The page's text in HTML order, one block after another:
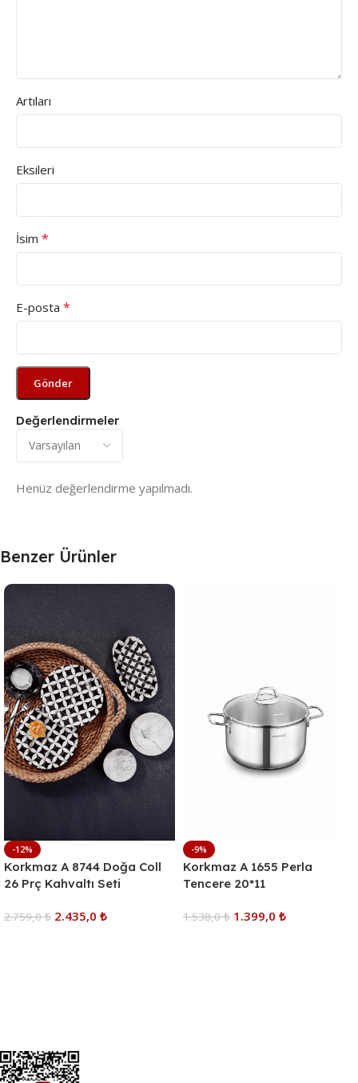
Değerlendirmeler
Henüz değerlendirme yapılmadı.
Artıları
Eksileri
İsim *
E-posta *
Benzer Ürünler
-12%
Korkmaz A 8744 Doğa Coll
26 Prç Kahvaltı Seti
2.759,0₺ 2.435,0 ₺
-9%
Korkmaz A 1655 Perla
Tencere 20*11
1.538,0₺ 1.399,0 ₺